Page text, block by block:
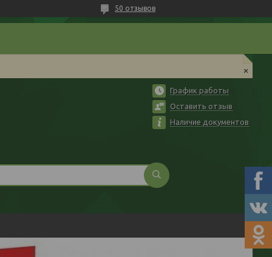
50 отзывов
График работы
Оставить отзыв
Наличие документов